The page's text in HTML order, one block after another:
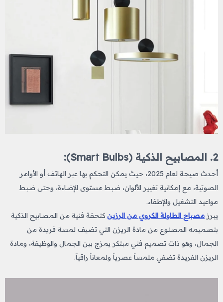
2. المصابيح الذكية (Smart Bulbs):
أحدث صيحة لعام 2025، حيث يمكن التحكم بها عبر الهاتف أو الأوامر
الصوتية، مع إمكانية تغيير الألوان، ضبط مستوى الإضاءة، وحتى ضبط
مواعيد التشغيل والإطفاء.
يبرز مصباح الطاولة الكروي من الرزين كتحفة فنية من المصابيح الذكية
بتصميمه المصنوع من مادة الريزن التي تضيف لمسة فريدة من
الجمال، وهو ذات تصميم فني مبتكر يمزج بين الجمال والوظيفة، ومادة
الريزن الفريدة تضفي ملمساً عصرياً ولمعاناً راقياً.